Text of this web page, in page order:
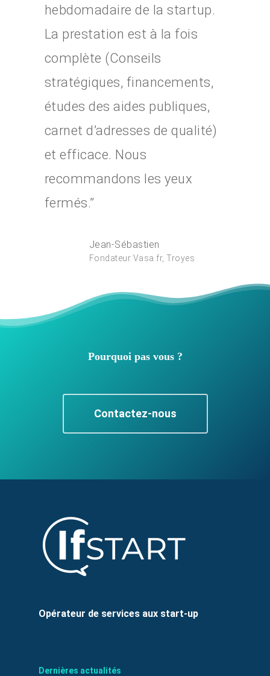
hebdomadaire de la startup.
La prestation est à la fois
complète (Conseils
stratégiques, financements,
études des aides publiques,
carnet d’adresses de qualité)
et efficace. Nous
recommandons les yeux
fermés.”
Jean-Sébastien
Fondateur Vasa.fr, Troyes
Pourquoi pas vous ?
Contactez-nous
Opérateur de services aux start-up
Dernières actualités